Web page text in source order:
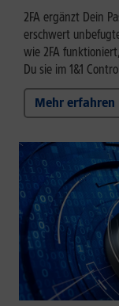
2FA ergänzt Dein
erschwert
wie 2FA
Du sie im 1&1
Mehr erfahren